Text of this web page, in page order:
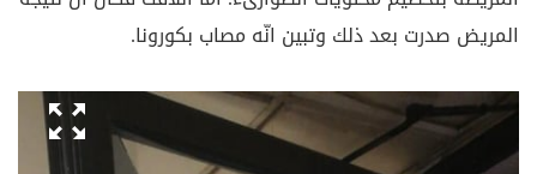
المريض صدرت بعد ذلك وتبين انّه مصاب بكورونا.